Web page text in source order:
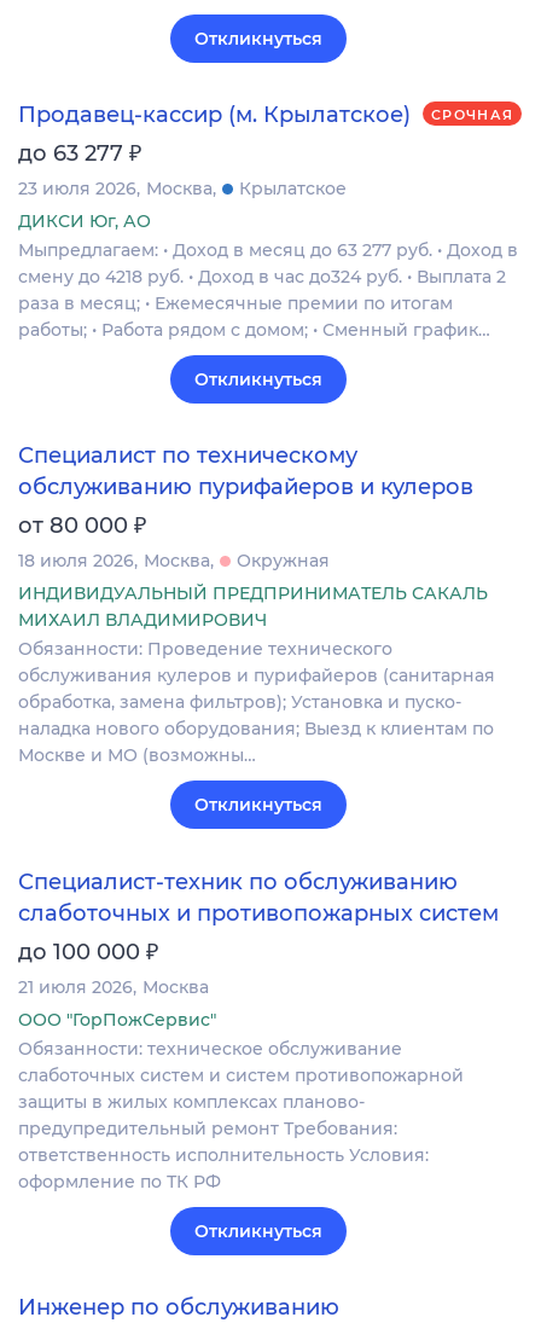
Откликнуться
Продавец-кассир (м. Крылатское) СРОЧНАЯ
до 63 277 ₽
23 июля 2026 Москва
Крылатское
ДИКСИ Юг, АО
Мыпредлагаем: • Доход в месяц до 63 277 руб. • Доход в
смену до 4218 руб. • Доход в час до324 руб. • Выплата 2
раза в месяц; • Ежемесячные премии по итогам
работы; • Работа рядом с домом; • Сменный график…
Откликнуться
Специалист по техническому
обслуживанию пурифайеров и кулеров
от 80 000 ₽
18 июля 2026 Москва
Окружная
ИНДИВИДУАЛЬНЫЙ ПРЕДПРИНИМАТЕЛЬ САКАЛЬ
МИХАИЛ ВЛАДИМИРОВИЧ
Обязанности: Проведение технического
обслуживания кулеров и пурифайеров (санитарная
обработка, замена фильтров); Установка и пуско-
наладка нового оборудования; Выезд к клиентам по
Москве и МО (возможны…
Откликнуться
Специалист-техник по обслуживанию
слаботочных и противопожарных систем
до 100 000 ₽
21 июля 2026 Москва
ООО "ГорПожСервис"
Обязанности: техническое обслуживание
слаботочных систем и систем противопожарной
защиты в жилых комплексах планово-
предупредительный ремонт Требования:
ответственность исполнительность Условия:
оформление по ТК РФ
Откликнуться
Инженер по обслуживанию